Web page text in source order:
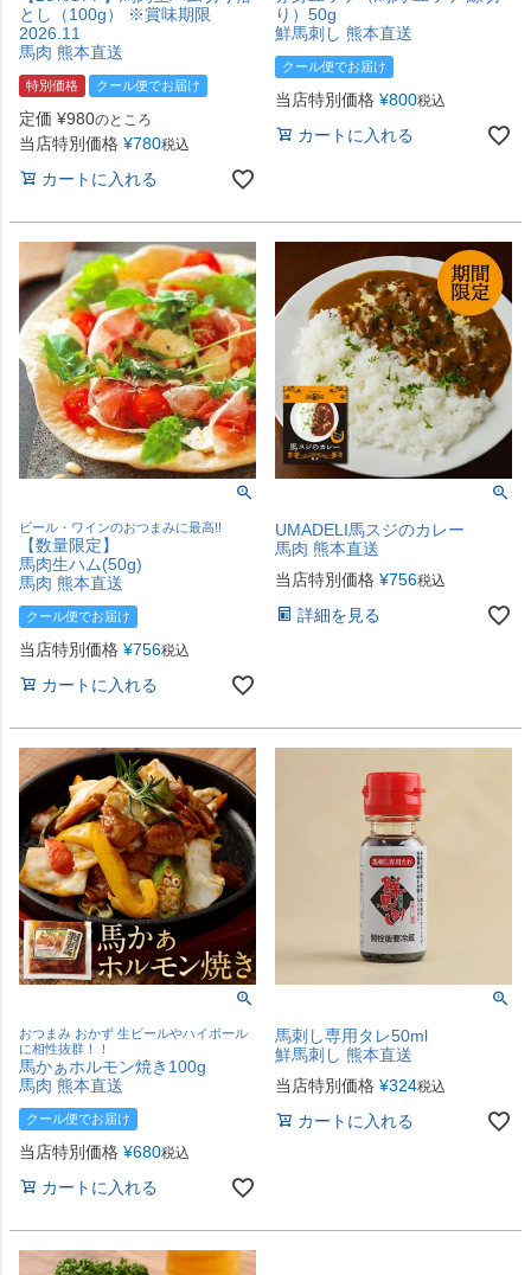
とし（100g） ※賞味期限
2026.11
馬肉 熊本直送
特別価格 クール便でお届け
定価 ¥980のところ
当店特別価格 ¥780税込
カートに入れる
り）50g
鮮馬刺し 熊本直送
クール便でお届け
当店特別価格 ¥800税込
カートに入れる
ビール・ワインのおつまみに最高!!
【数量限定】
馬肉生ハム(50g)
馬肉 熊本直送
クール便でお届け
当店特別価格 ¥756税込
カートに入れる
UMADELI馬スジのカレー
馬肉 熊本直送
当店特別価格 ¥756税込
詳細を見る
おつまみ おかず 生ビールやハイボール
に相性抜群！！
馬かぁホルモン焼き100g
馬肉 熊本直送
クール便でお届け
当店特別価格 ¥680税込
カートに入れる
馬刺し専用タレ50ml
鮮馬刺し 熊本直送
当店特別価格 ¥324税込
カートに入れる